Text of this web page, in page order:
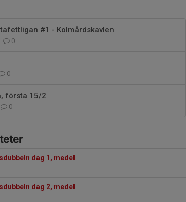
#1 - Kolmårdskavlen
0
0
första 15/2
0
dag 1, medel
dag 2, medel